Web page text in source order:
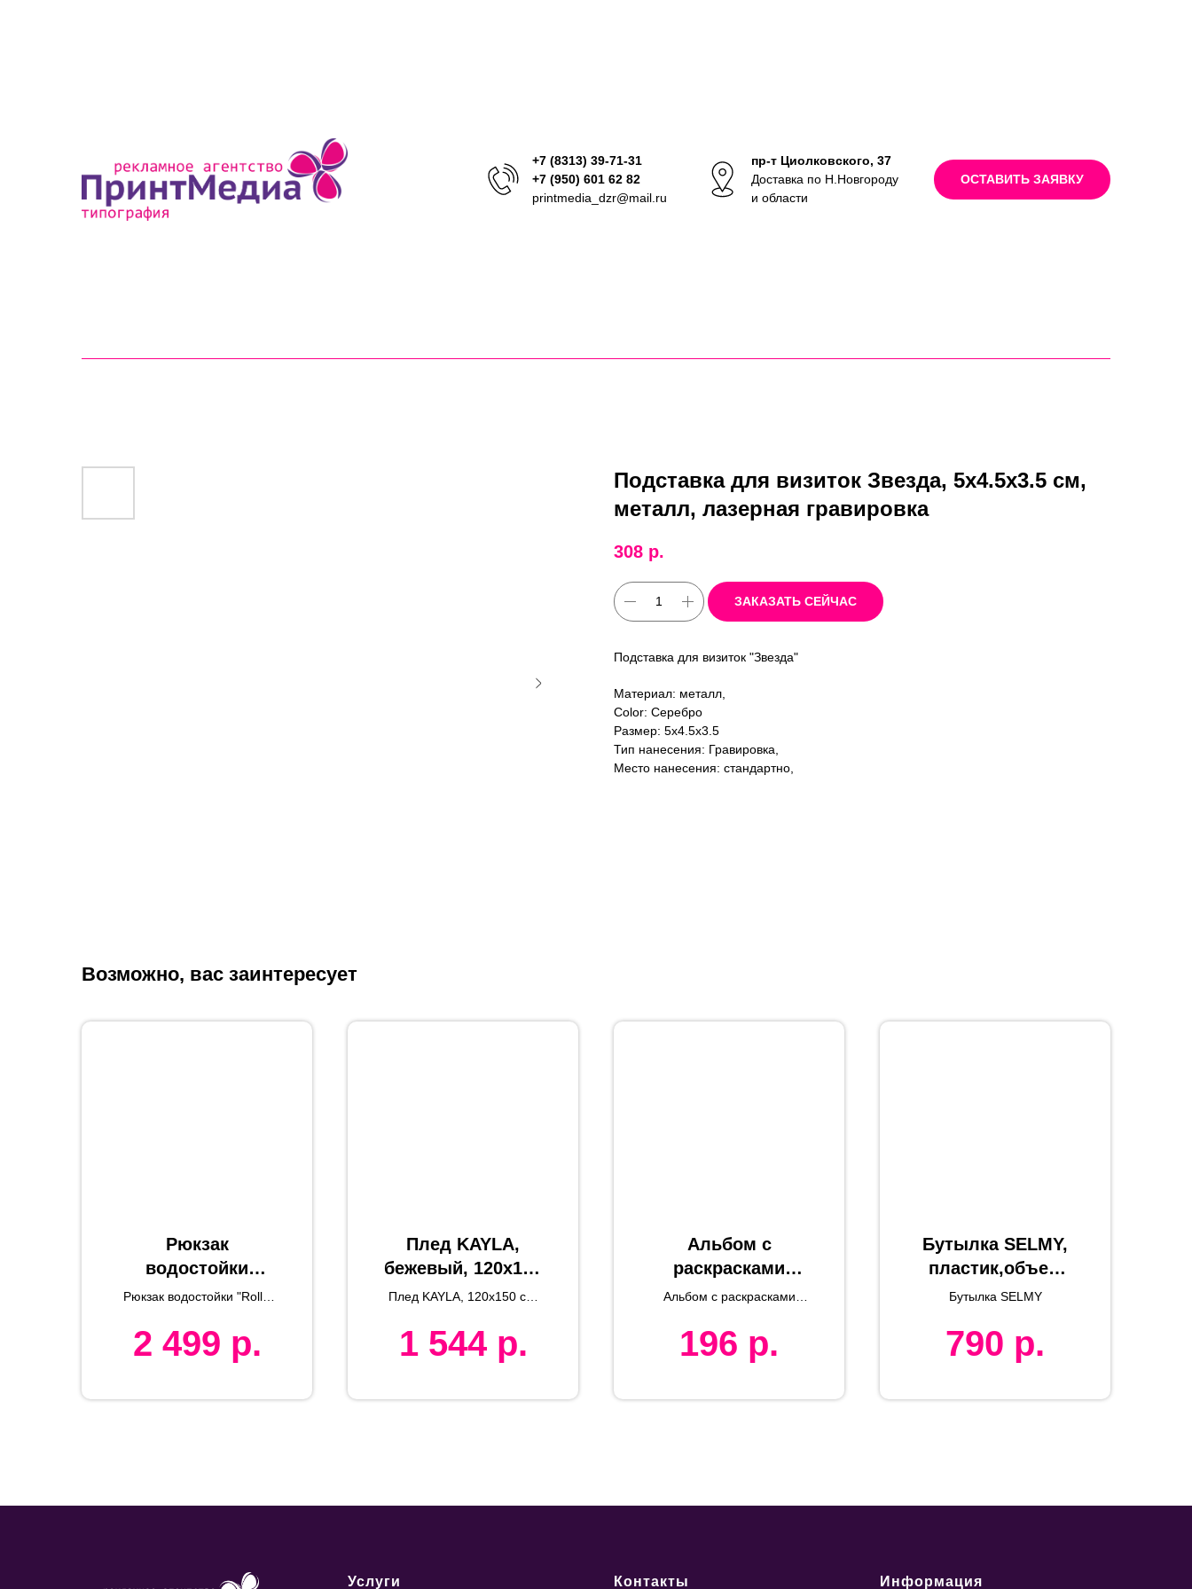
+7 (8313) 39-71-31
+7 (950) 601 62 82
printmedia_dzr@mail.ru
пр-т Циолковского, 37
Доставка по Н.Новгороду
и области
ОСТАВИТЬ ЗАЯВКУ
Подставка для визиток Звезда, 5х4.5х3.5 см,
металл, лазерная гравировка
308 р.
ЗАКАЗАТЬ СЕЙЧАС
Подставка для визиток "Звезда"
Материал: металл,
Color: Серебро
Размер: 5х4.5х3.5
Тип нанесения: Гравировка,
Место нанесения: стандартно,
Возможно, вас заинтересует
Рюкзак
водостойки
"Roll", чёрный,
ткань верха:
100% полиэстер,
Рюкзак водостойки "Roll",
ткань верха: 100%
полиэстер, подкладка:
2 499 р.
Плед KAYLA,
бежевый, 120x150
см, полиэстер
Плед KAYLA, 120x150 см,
1 544 р.
Альбом с
раскрасками
RUDEX (48
15х15х0.7 см,
картон, бумага
Альбом с раскрасками
15х15х0.7 см, картон,
бумага
196 р.
Бутылка SELMY,
пластик,объем
700 мл., зеленый
Бутылка SELMY
790 р.
Услуги Контакты Информация